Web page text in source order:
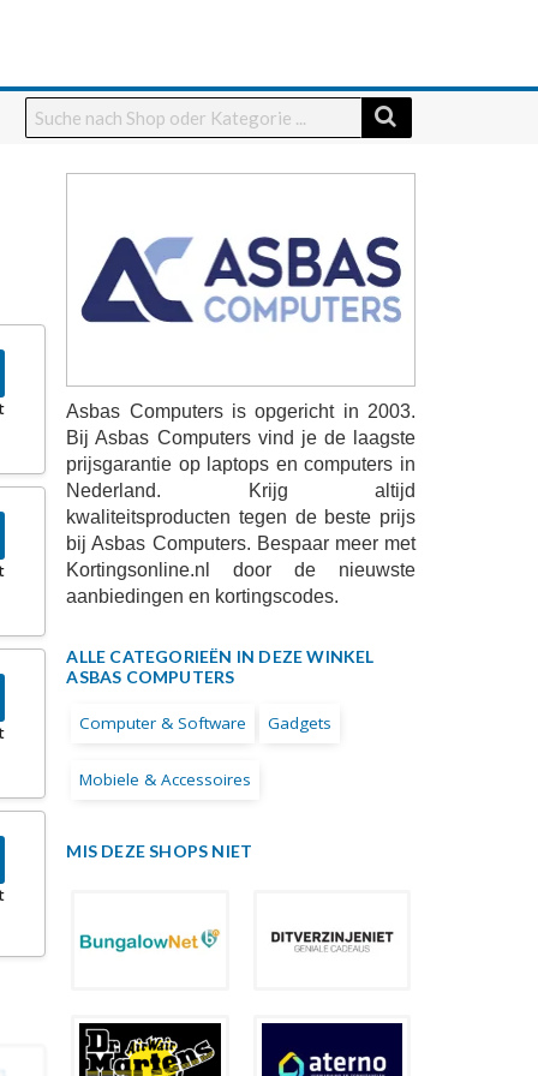
Asbas Computers is opgericht in 2003.
Bij Asbas Computers vind je de laagste
prijsgarantie op laptops en computers in
Nederland. Krijg altijd
kwaliteitsproducten tegen de beste prijs
bij Asbas Computers. Bespaar meer met
Kortingsonline.nl door de nieuwste
aanbiedingen en kortingscodes.
ALLE CATEGORIEËN IN DEZE WINKEL
ASBAS COMPUTERS
Computer & Software Gadgets
Mobiele & Accessoires
MIS DEZE SHOPS NIET